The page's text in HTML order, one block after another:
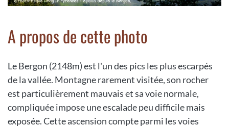
A propos de cette photo
Le Bergon (2148m) est l'un des pics les plus escarpés
de la vallée. Montagne rarement visitée, son rocher
est particulièrement mauvais et sa voie normale,
compliquée impose une escalade peu difficile mais
exposée. Cette ascension compte parmi les voies